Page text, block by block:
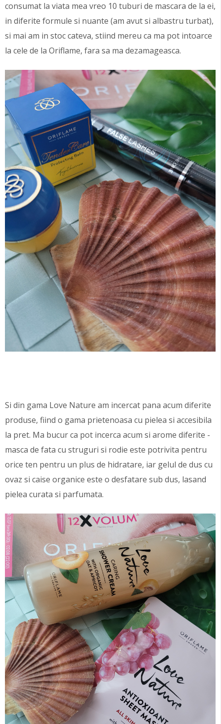
consumat la viata mea vreo 10 tuburi de mascara de la ei,
in diferite formule si nuante (am avut si albastru turbat),
si mai am in stoc cateva, stiind mereu ca ma pot intoarce
la cele de la Oriflame, fara sa ma dezamageasca.
Si din gama Love Nature am incercat pana acum diferite
produse, fiind o gama prietenoasa cu pielea si accesibila
la pret. Ma bucur ca pot incerca acum si arome diferite -
masca de fata cu struguri si rodie este potrivita pentru
orice ten pentru un plus de hidratare, iar gelul de dus cu
ovaz si caise organice este o desfatare sub dus, lasand
pielea curata si parfumata.